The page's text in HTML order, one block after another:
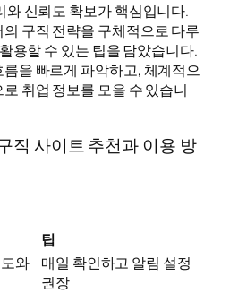
와 신뢰도 확보가 핵심입니다.
구직 전략을 구체적으로 다루
용할 수 있는 팁을 담았습니다.
을 빠르게 파악하고, 체계적으
취업 정보를 모을 수 있습니
직 사이트 추천과 이용 방
팁
와
매일 확인하고 알림 설정
권장